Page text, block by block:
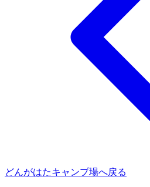
どんがはたキャンプ場へ戻る